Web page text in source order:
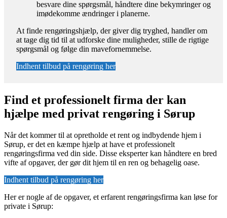
besvare dine spørgsmål, håndtere dine bekymringer og
imødekomme ændringer i planerne.
At finde rengøringshjælp, der giver dig tryghed, handler om
at tage dig tid til at udforske dine muligheder, stille de rigtige
spørgsmål og følge din mavefornemmelse.
Indhent tilbud på rengøring her
Find et professionelt firma der kan
hjælpe med privat rengøring i Sørup
Når det kommer til at opretholde et rent og indbydende hjem i
Sørup, er det en kæmpe hjælp at have et professionelt
rengøringsfirma ved din side. Disse eksperter kan håndtere en bred
vifte af opgaver, der gør dit hjem til en ren og behagelig oase.
Indhent tilbud på rengøring her
Her er nogle af de opgaver, et erfarent rengøringsfirma kan løse for
private i Sørup: